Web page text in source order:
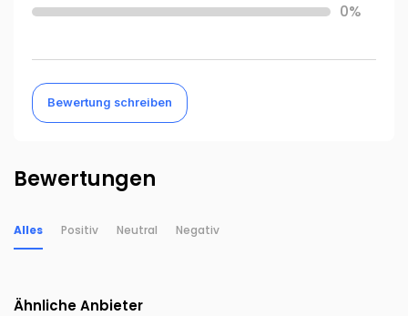
0%
Bewertung schreiben
Bewertungen
Alles Positiv Neutral Negativ
Ähnliche Anbieter